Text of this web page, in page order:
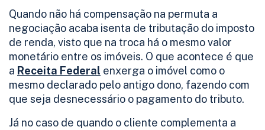
Quando não há compensação na permuta a
negociação acaba isenta de tributação do imposto
de renda, visto que na troca há o mesmo valor
monetário entre os imóveis. O que acontece é que
a Receita Federal enxerga o imóvel como o
mesmo declarado pelo antigo dono, fazendo com
que seja desnecessário o pagamento do tributo.
Já no caso de quando o cliente complementa a